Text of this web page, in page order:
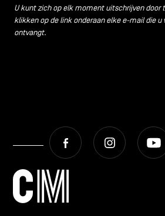
U kunt zich op elk moment uitschrijven door
klikken op de link onderaan elke e-mail die u
ontvangt.
Facebook